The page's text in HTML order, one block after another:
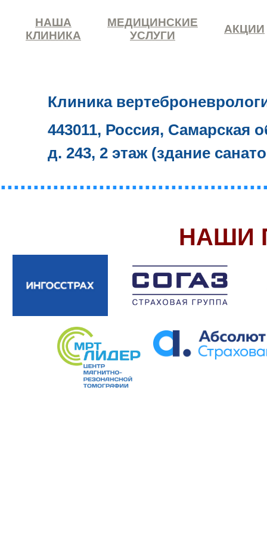
НАША
КЛИНИКА
МЕДИЦИНСКИЕ
УСЛУГИ
АКЦИИ
Клиника
443011, Россия, Самарская
д. 243, 2 этаж (здание
НАШИ